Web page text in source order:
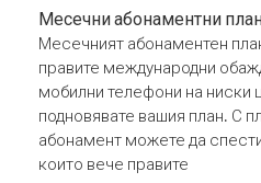
Месечни абонаментни
Месечният абонаментен
правите международни
мобилни телефони на ниски
подновявате вашия план. С
абонамент можете да
които вече правите